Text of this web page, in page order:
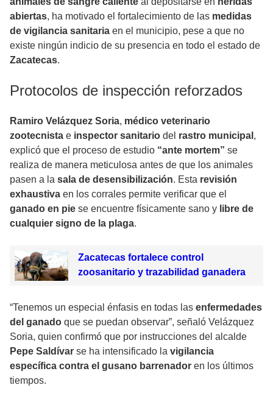
abiertas, ha motivado el fortalecimiento de las medidas
de vigilancia sanitaria en el municipio, pese a que no
existe ningún indicio de su presencia en todo el estado de
Zacatecas.
Protocolos de inspección reforzados
Ramiro Velázquez Soria, médico veterinario
zootecnista e inspector sanitario del rastro municipal ,
explicó que el proceso de estudio “ante mortem” se
realiza de manera meticulosa antes de que los animales
pasen a la sala de desensibilización. Esta revisión
exhaustiva en los corrales permite verificar que el
ganado en pie se encuentre físicamente sano y libre de
cualquier signo de la plaga.
Zacatecas fortalece control
zoosanitario y trazabilidad ganadera
“Tenemos un especial énfasis en todas las enfermedades
del ganado que se puedan observar”, señaló Velázquez
Soria, quien confirmó que por instrucciones del alcalde
Pepe Saldívar se ha intensificado la vigilancia
específica contra el gusano barrenador en los últimos
tiempos.